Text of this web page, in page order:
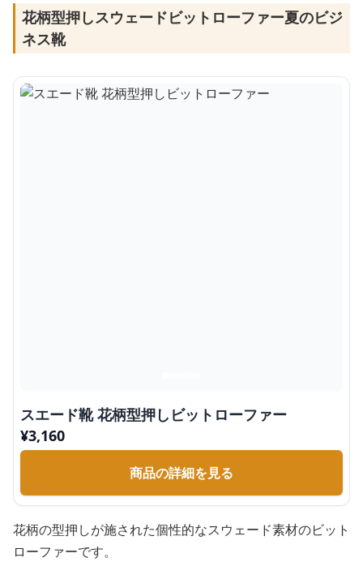
花柄型押しスウェードビットローファー夏のビジ
ネス靴
スエード靴 花柄型押しビットローファー
¥3,160
商品の詳細を見る
花柄の型押しが施された個性的なスウェード素材のビット
ローファーです。